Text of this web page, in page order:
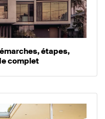
étapes,
complet